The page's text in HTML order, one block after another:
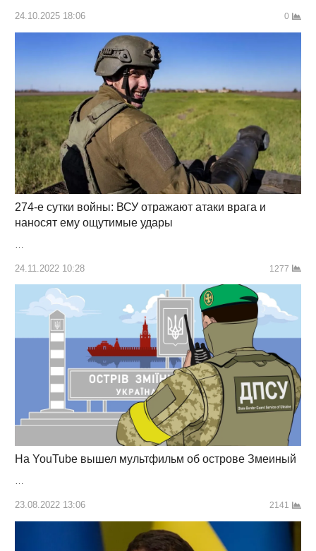
24.10.2025 18:06 0
274-е сутки войны: ВСУ отражают атаки врага и
наносят ему ощутимые удары
24.11.2022 10:28 1277
На YouTube вышел мультфильм об острове Змеиный
23.08.2022 13:06 2141